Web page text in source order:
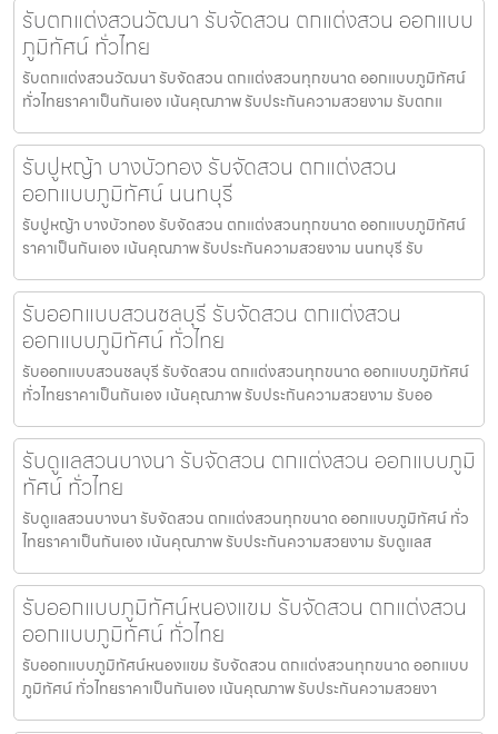
รับตกแต่งสวนวัฒนา รับจัดสวน ตกแต่งสวน ออกแบบ
ภูมิทัศน์ ทั่วไทย
รับตกแต่งสวนวัฒนา รับจัดสวน ตกแต่งสวนทุกขนาด ออกแบบภูมิทัศน์
ทั่วไทยราคาเป็นกันเอง เน้นคุณภาพ รับประกันความสวยงาม รับตกแ
รับปูหญ้า บางบัวทอง รับจัดสวน ตกแต่งสวน
ออกแบบภูมิทัศน์ นนทบุรี
รับปูหญ้า บางบัวทอง รับจัดสวน ตกแต่งสวนทุกขนาด ออกแบบภูมิทัศน์
ราคาเป็นกันเอง เน้นคุณภาพ รับประกันความสวยงาม นนทบุรี รับ
รับออกแบบสวนชลบุรี รับจัดสวน ตกแต่งสวน
ออกแบบภูมิทัศน์ ทั่วไทย
รับออกแบบสวนชลบุรี รับจัดสวน ตกแต่งสวนทุกขนาด ออกแบบภูมิทัศน์
ทั่วไทยราคาเป็นกันเอง เน้นคุณภาพ รับประกันความสวยงาม รับออ
รับดูแลสวนบางนา รับจัดสวน ตกแต่งสวน ออกแบบภูมิ
ทัศน์ ทั่วไทย
รับดูแลสวนบางนา รับจัดสวน ตกแต่งสวนทุกขนาด ออกแบบภูมิทัศน์ ทั่ว
ไทยราคาเป็นกันเอง เน้นคุณภาพ รับประกันความสวยงาม รับดูแลส
รับออกแบบภูมิทัศน์หนองแขม รับจัดสวน ตกแต่งสวน
ออกแบบภูมิทัศน์ ทั่วไทย
รับออกแบบภูมิทัศน์หนองแขม รับจัดสวน ตกแต่งสวนทุกขนาด ออกแบบ
ภูมิทัศน์ ทั่วไทยราคาเป็นกันเอง เน้นคุณภาพ รับประกันความสวยงา